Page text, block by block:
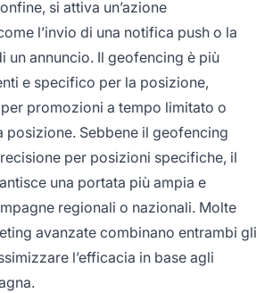
si attiva un’azione
l’invio di una notifica push o la
un annuncio. Il geofencing è più
e specifico per la posizione,
promozioni a tempo limitato o
posizione. Sebbene il geofencing
per posizioni specifiche, il
una portata più ampia e
regionali o nazionali. Molte
avanzate combinano entrambi gli
l’efficacia in base agli